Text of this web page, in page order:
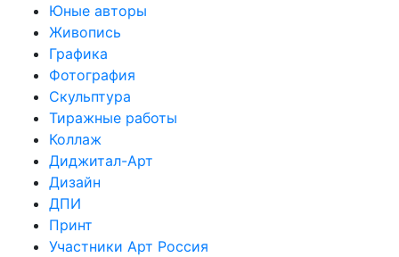
Юные авторы
Живопись
Графика
Фотография
Скульптура
Тиражные работы
Коллаж
Диджитал-Арт
Дизайн
ДПИ
Принт
Участники Арт Россия